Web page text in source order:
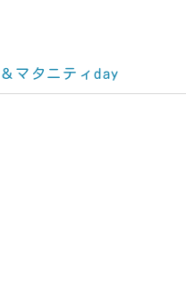
マタニティday